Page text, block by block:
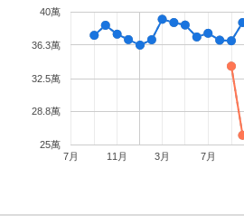
7月 11月 3月 7月
25萬
28.8萬
32.5萬
36.3萬
40萬